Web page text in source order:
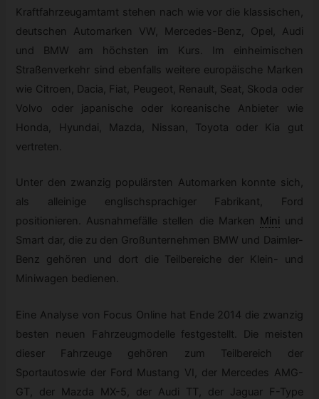
Kraftfahrzeugamtamt stehen nach wie vor die klassischen,
deutschen Automarken VW, Mercedes-Benz, Opel, Audi
und BMW am höchsten im Kurs. Im einheimischen
Straßenverkehr sind ebenfalls weitere europäische Marken
wie Citroen, Dacia, Fiat, Peugeot, Renault, Seat, Skoda oder
Volvo oder japanische oder koreanische Anbieter wie
Honda, Hyundai, Mazda, Nissan, Toyota oder Kia gut
vertreten.
Unter den zwanzig populärsten Automarken konnte sich,
als alleinige englischsprachiger Fabrikant, Ford
positionieren. Ausnahmefälle stellen die Marken
Mini und
Smart dar, die zu den Großunternehmen BMW und Daimler-
Benz gehören und dort die Teilbereiche der Klein- und
Miniwagen bedienen.
Eine Analyse von Focus Online hat Ende 2014 die zwanzig
besten neuen Fahrzeugmodelle festgestellt. Die meisten
dieser Fahrzeuge gehören zum Teilbereich der
Sportautoswie der Ford Mustang VI, der Mercedes AMG-
GT, der Mazda MX-5, der Audi TT, der Jaguar F-Type